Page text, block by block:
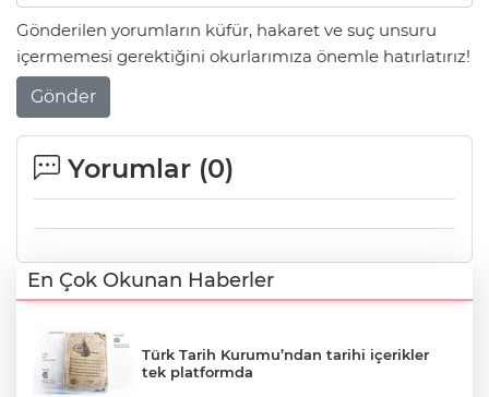
Gönderilen yorumların küfür, hakaret ve suç unsuru
içermemesi gerektiğini okurlarımıza önemle hatırlatırız!
Gönder
Yorumlar (0)
En Çok Okunan Haberler
Türk Tarih Kurumu’ndan tarihi içerikler
tek platformda